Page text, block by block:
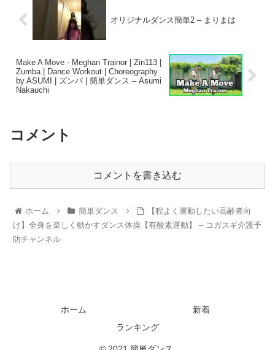
オリジナルダンス簡単2 – まりまは
Make A Move ‐ Meghan Trainor | Zin113 |
Zumba | Dance Workout | Choreography
by ASUMI | ズンバ | 簡単ダンス – Asumi
Nakauchi
コメント
コメントを書き込む
ホーム 簡単ダンス
【程よく運動したい高齢者向
け】全身を楽しく動かすダンス体操【有酸素運動】 – コガスギ介護予
防チャンネル
ホーム
新着
ランキング